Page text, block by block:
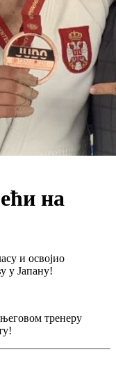
на
и освојио
у Јапану!
тренеру